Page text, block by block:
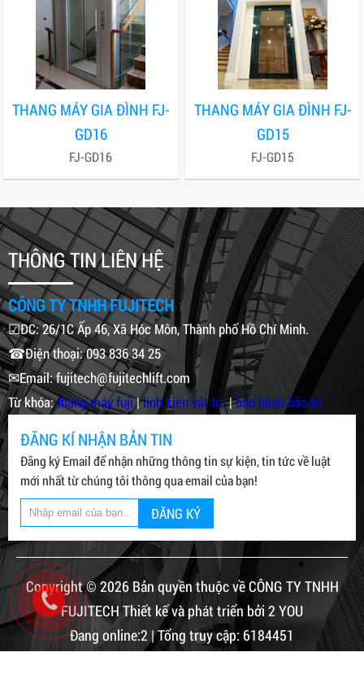
THANG MÁY GIA ĐÌNH FJ-
GD16
FJ-GD16
THANG MÁY GIA ĐÌNH FJ-
GD15
FJ-GD15
THÔNG TIN LIÊN HỆ
CÔNG TY TNHH FUJITECH
☑ĐC: 26/1C Ấp 46, Xã Hóc Môn, Thành phố Hồ Chí Minh.
☎Điện thoại: 093 836 34 25
✉Email: fujitech@fujitechlift.com
Từ khóa:thang máy fuji|linh kiện vật tư|bảo hành bảo trì
ĐĂNG KÍ NHẬN BẢN TIN
Đăng ký Email để nhận những thông tin sự kiện, tin tức về luật
mới nhất từ chúng tôi thông qua email của bạn!
ĐĂNG KÝ
Copyright © 2026 Bản quyền thuộc về CÔNG TY TNHH
FUJITECH Thiết kế và phát triển bởi 2 YOU
Đang online:2 | Tổng truy cập: 6184451